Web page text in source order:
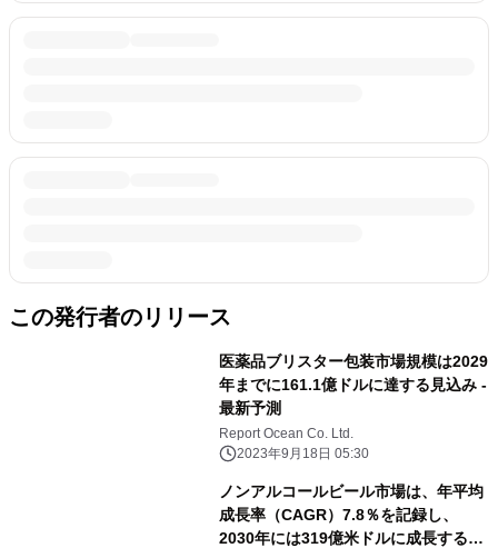
この発行者のリリース
医薬品ブリスター包装市場規模は2029
年までに161.1億ドルに達する見込み -
最新予測
Report Ocean Co. Ltd.
2023年9月18日 05:30
ノンアルコールビール市場は、年平均
成長率（CAGR）7.8％を記録し、
2030年には319億米ドルに成長すると